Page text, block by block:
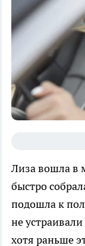
Лиза вошла в
быстро
подошла к
не
хотя раньше